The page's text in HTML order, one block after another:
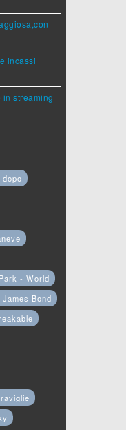
incassi
in streaming
- World
James Bond